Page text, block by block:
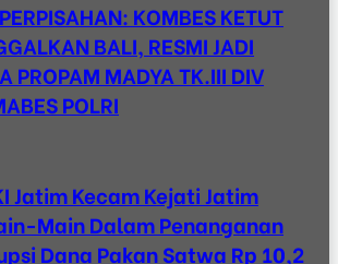
KOMBES KETUT
BALI, RESMI JADI
PROPAM MADYA TK.III DIV
POLRI
Jatim Kecam Kejati Jatim
Main Dalam Penanganan
Dana Pakan Satwa Rp 10,2